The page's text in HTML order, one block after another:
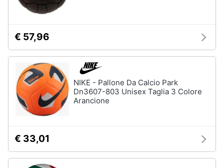
€ 57,96
NIKE - Pallone Da Calcio Park
Dn3607-803 Unisex Taglia 3 Colore
Arancione
€ 33,01